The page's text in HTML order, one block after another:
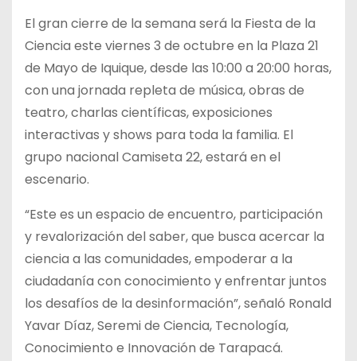
El gran cierre de la semana será la Fiesta de la
Ciencia este viernes 3 de octubre en la Plaza 21
de Mayo de Iquique, desde las 10:00 a 20:00 horas,
con una jornada repleta de música, obras de
teatro, charlas científicas, exposiciones
interactivas y shows para toda la familia. El
grupo nacional Camiseta 22, estará en el
escenario.
“Este es un espacio de encuentro, participación
y revalorización del saber, que busca acercar la
ciencia a las comunidades, empoderar a la
ciudadanía con conocimiento y enfrentar juntos
los desafíos de la desinformación”, señaló Ronald
Yavar Díaz, Seremi de Ciencia, Tecnología,
Conocimiento e Innovación de Tarapacá.